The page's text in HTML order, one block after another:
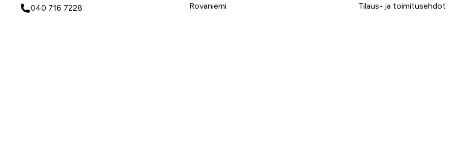
040 716 7228
Rovaniemi
Tilaus- ja toimitusehdot